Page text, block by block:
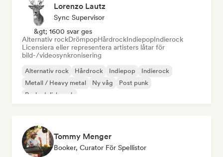
Lorenzo Lautz
Sync Supervisor
&gt; 1600 svar ges
Alternativ rockDrömpopHårdrockIndiepopIndierock
Licensiera eller representera artisters låtar för
bild-/videosynkronisering
Alternativ rock Hårdrock Indiepop
Indierock
Metall / Heavy metal
Ny våg
Post punk
Psykedelisk rock
Tommy Menger
Booker, Curator För Spellistor